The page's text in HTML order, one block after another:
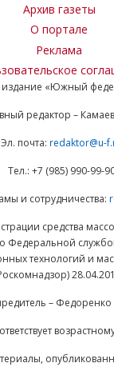
Архив газеты
О портале
Реклама
издание «Южный
редактор –
Эл. почта: redaktor@u-
Тел.: +7 (985) 990-99-
и сотрудничества:
средства
Федеральной
технологий и
–